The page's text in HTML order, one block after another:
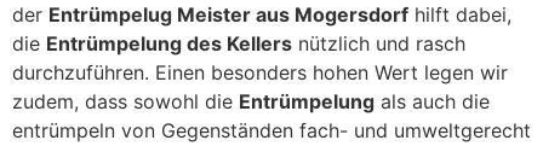
der Entrümpelug Meister aus Mogersdorf hilft dabei,
die Entrümpelung des Kellers nützlich und rasch
durchzuführen. Einen besonders hohen Wert legen wir
zudem, dass sowohl die Entrümpelung als auch die
entrümpeln von Gegenständen fach- und umweltgerecht